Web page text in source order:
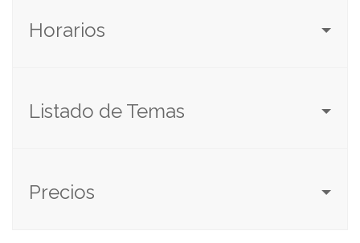
Horarios
Listado de Temas
Precios